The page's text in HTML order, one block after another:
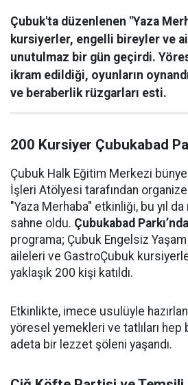
Çubuk'ta düzenlenen "Yaza
kursiyerler, engelli bireyler ve
unutulmaz bir gün geçirdi.
ikram edildiği, oyunların
ve beraberlik rüzgarları esti.
200 Kursiyer Çubukabad
Çubuk Halk Eğitim Merkezi
İşleri Atölyesi tarafından
"Yaza Merhaba" etkinliği, bu yıl
sahne oldu. Çubukabad Parkı’nda
programa; Çubuk Engelsiz
aileleri ve GastroÇubuk
yaklaşık 200 kişi katıldı.
Etkinlikte, imece usulüyle
yöresel yemekleri ve tatlıları
adeta bir lezzet şöleni yaşandı.